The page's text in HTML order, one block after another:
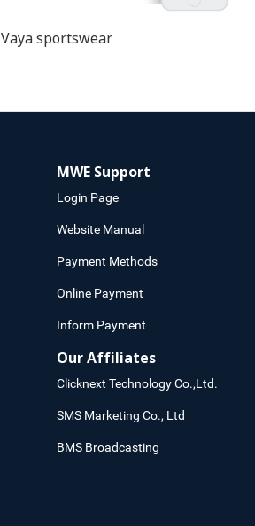
Vaya sportswear
MWE Support
Login Page
Website Manual
Payment Methods
Online Payment
Inform Payment
Our Affiliates
Clicknext Technology Co.,Ltd.
SMS Marketing Co., Ltd
BMS Broadcasting